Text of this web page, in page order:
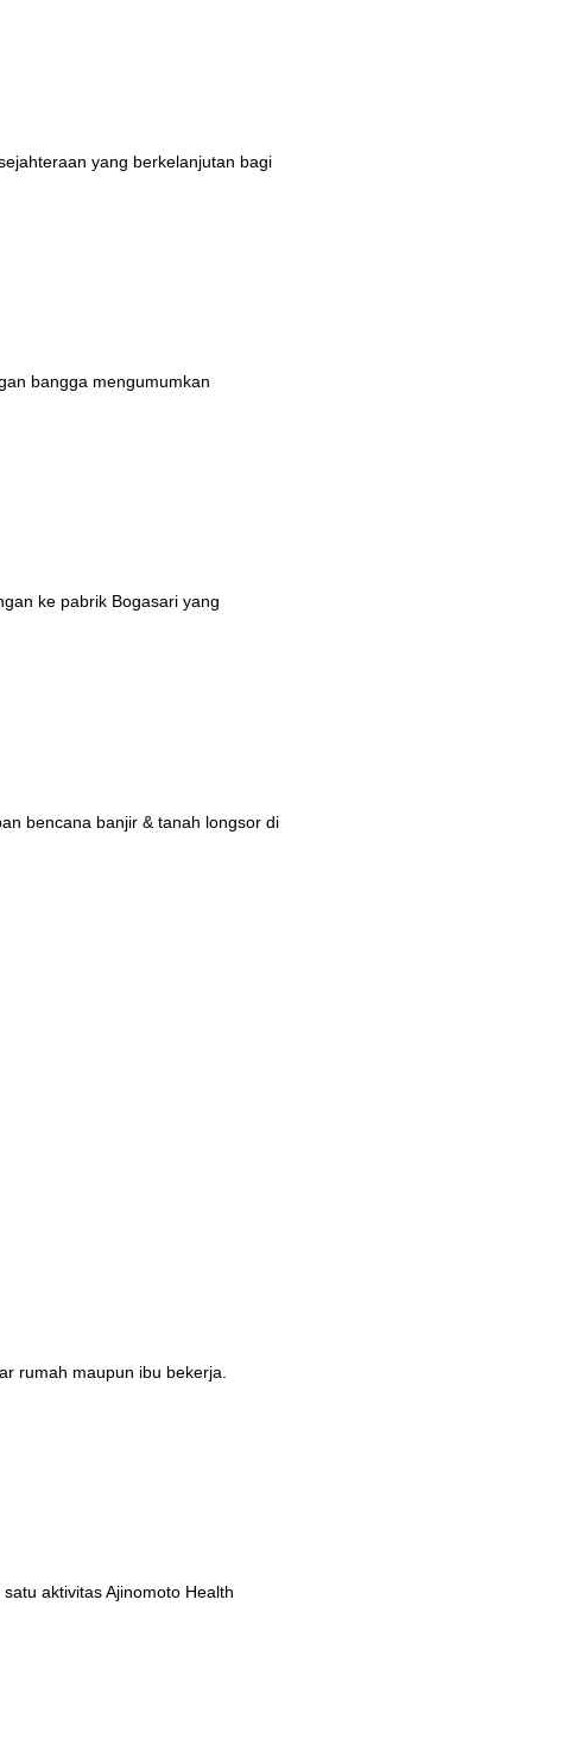
yang berkelanjutan bagi
bangga mengumumkan
ke pabrik Bogasari yang
bencana banjir & tanah longsor di
rumah maupun ibu bekerja.
aktivitas Ajinomoto Health